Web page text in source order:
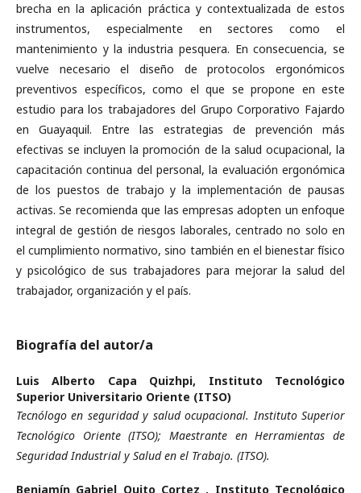
brecha en la aplicación práctica y contextualizada de estos
instrumentos, especialmente en sectores como el
mantenimiento y la industria pesquera. En consecuencia, se
vuelve necesario el diseño de protocolos ergonómicos
preventivos específicos, como el que se propone en este
estudio para los trabajadores del Grupo Corporativo Fajardo
en Guayaquil. Entre las estrategias de prevención más
efectivas se incluyen la promoción de la salud ocupacional, la
capacitación continua del personal, la evaluación ergonómica
de los puestos de trabajo y la implementación de pausas
activas. Se recomienda que las empresas adopten un enfoque
integral de gestión de riesgos laborales, centrado no solo en
el cumplimiento normativo, sino también en el bienestar físico
y psicológico de sus trabajadores para mejorar la salud del
trabajador, organización y el país.
Biografía del autor/a
Luis Alberto Capa Quizhpi, Instituto Tecnológico
Superior Universitario Oriente (ITSO)
Tecnólogo en seguridad y salud ocupacional. Instituto Superior
Tecnológico Oriente (ITSO); Maestrante en Herramientas de
Seguridad Industrial y Salud en el Trabajo. (ITSO).
Benjamín Gabriel Quito Cortez , Instituto Tecnológico